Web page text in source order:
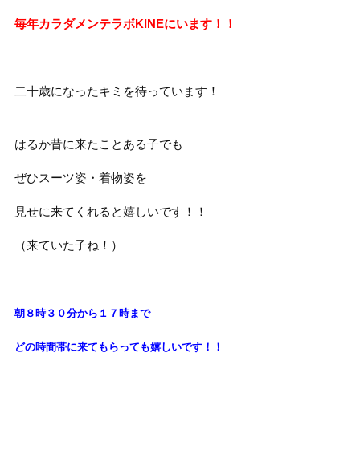
毎年カラダメンテラボKINEにいます！！
二十歳になったキミを待っています！
はるか昔に来たことある子でも
ぜひスーツ姿・着物姿を
見せに来てくれると嬉しいです！！
（来ていた子ね！）
朝８時３０分から１７時まで
どの時間帯に来てもらっても嬉しいです！！